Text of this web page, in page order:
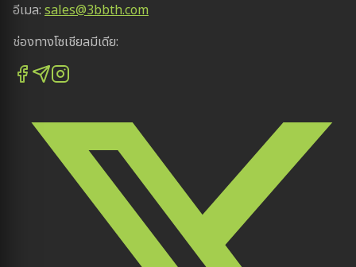
อีเมล: sales@3bbth.com
ช่องทางโซเชียลมีเดีย: